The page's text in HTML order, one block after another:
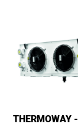
THERMOWAY -